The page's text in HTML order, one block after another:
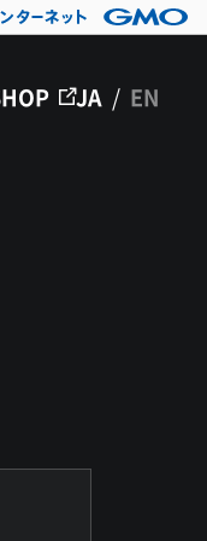
JA / EN